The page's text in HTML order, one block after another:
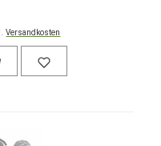
Versandkosten